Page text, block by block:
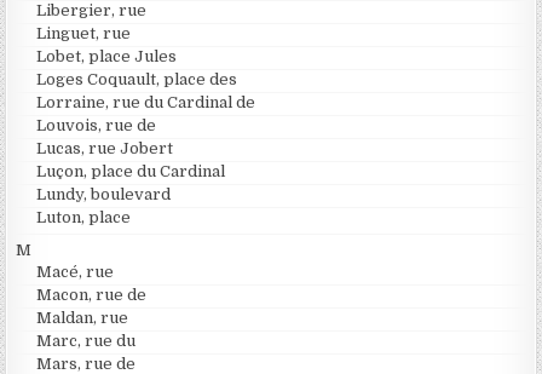
Libergier, rue
Linguet, rue
Lobet, place Jules
Loges Coquault, place des
Lorraine, rue du Cardinal de
Louvois, rue de
Lucas, rue Jobert
Luçon, place du Cardinal
Lundy, boulevard
Luton, place
M
Macé, rue
Macon, rue de
Maldan, rue
Marc, rue du
Mars, rue de